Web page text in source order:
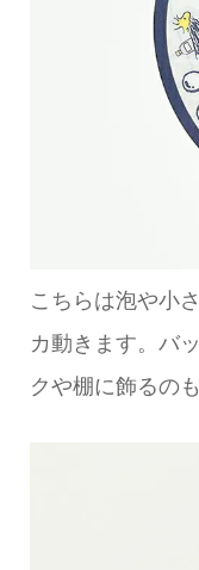
こちらは泡や小
カ動きます。バ
クや棚に飾るの